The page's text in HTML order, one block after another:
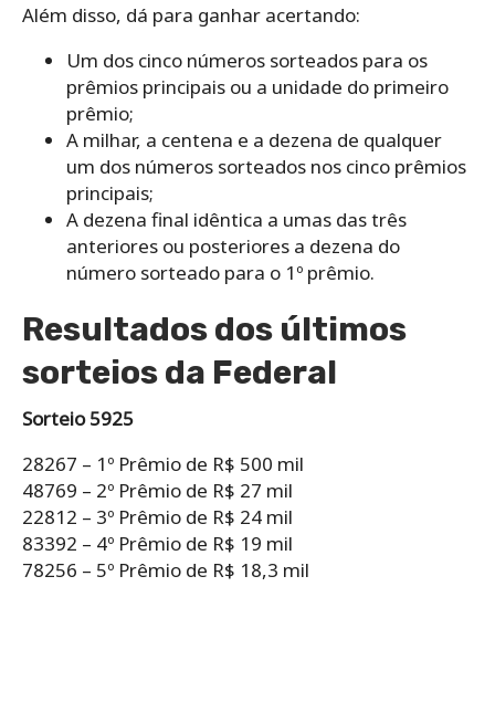
Além disso, dá para ganhar acertando:
Um dos cinco números sorteados para os
prêmios principais ou a unidade do primeiro
prêmio;
A milhar, a centena e a dezena de qualquer
um dos números sorteados nos cinco prêmios
principais;
A dezena final idêntica a umas das três
anteriores ou posteriores a dezena do
número sorteado para o 1º prêmio.
Resultados dos últimos
sorteios da Federal
Sorteio 5925
28267 – 1º Prêmio de R$ 500 mil
48769 – 2º Prêmio de R$ 27 mil
22812 – 3º Prêmio de R$ 24 mil
83392 – 4º Prêmio de R$ 19 mil
78256 – 5º Prêmio de R$ 18,3 mil